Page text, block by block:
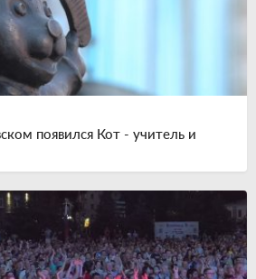
появился Кот - учитель и